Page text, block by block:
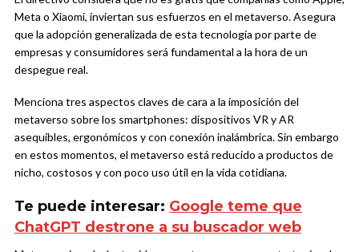
Meta o Xiaomi, inviertan sus esfuerzos en el metaverso. Asegura
que la adopción generalizada de esta tecnología por parte de
empresas y consumidores será fundamental a la hora de un
despegue real.
Menciona tres aspectos claves de cara a la imposición del
metaverso sobre los smartphones: dispositivos VR y AR
asequibles, ergonómicos y con conexión inalámbrica. Sin embargo
en estos momentos, el metaverso está reducido a productos de
nicho, costosos y con poco uso útil en la vida cotidiana.
Te puede interesar: Google teme que
ChatGPT destrone a su buscador web